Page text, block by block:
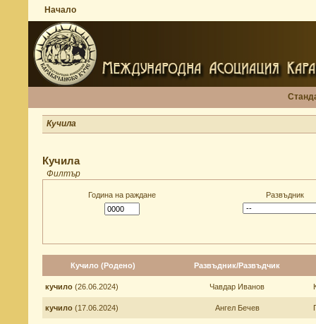
Начало
Кучила
Кучила
Филтър
Година на раждане Развъдник
Кучилo (Родено) Развъдник/Развъдчик
кучило (26.06.2024) Чавдар Иванов
кучило (17.06.2024) Ангел Бечев